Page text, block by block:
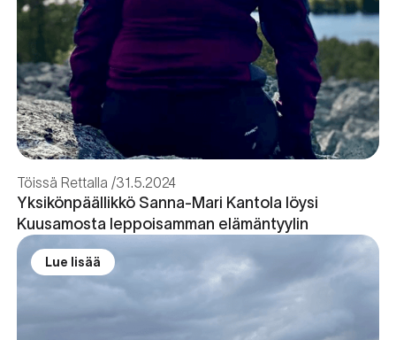
Töissä Rettalla 31.5.2024
Yksikönpäällikkö Sanna-Mari Kantola löysi
Kuusamosta leppoisamman elämäntyylin
Lue lisää